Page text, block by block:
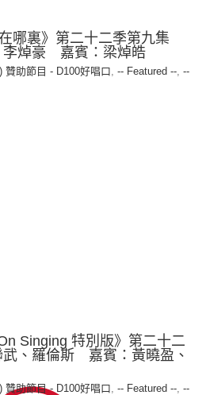
哪裏》第二十二季第九集
李焯豪 嘉賓：梁焯皓
贊助節目 - D100好唱口, -- Featured --, --
Singing 特別版》第二十二
、羅倫斯 嘉賓：黃曉盈、
贊助節目 - D100好唱口, -- Featured --, --